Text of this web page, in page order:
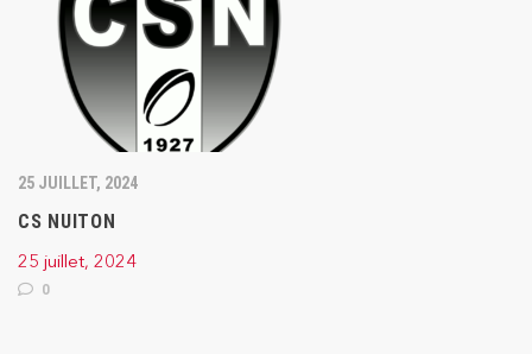
25 JUILLET, 2024
CS NUITON
25 juillet, 2024
0